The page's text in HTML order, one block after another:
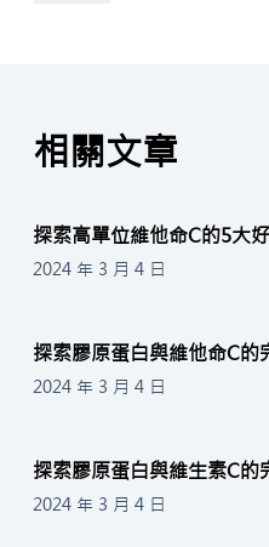
相關文章
探索高單位維他命C的5大
2024 年 3 月 4 日
探索膠原蛋白與維他命C的
2024 年 3 月 4 日
探索膠原蛋白與維生素C
2024 年 3 月 4 日